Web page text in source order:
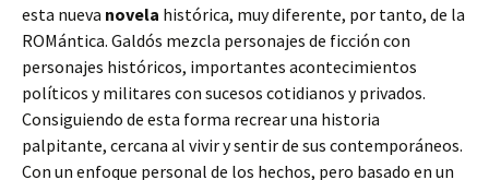
esta nueva novela histórica, muy diferente, por tanto, de la
ROMántica. Galdós mezcla personajes de ficción con
personajes históricos, importantes acontecimientos
políticos y militares con sucesos cotidianos y privados.
Consiguiendo de esta forma recrear una historia
palpitante, cercana al vivir y sentir de sus contemporáneos.
Con un enfoque personal de los hechos, pero basado en un